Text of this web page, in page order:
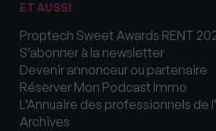
ET AUSSI
Proptech Sweet Awards RENT
S’abonner à la newsletter
Devenir annonceur ou partenaire
Réserver Mon Podcast Immo
L’Annuaire des professionnels de
Archives